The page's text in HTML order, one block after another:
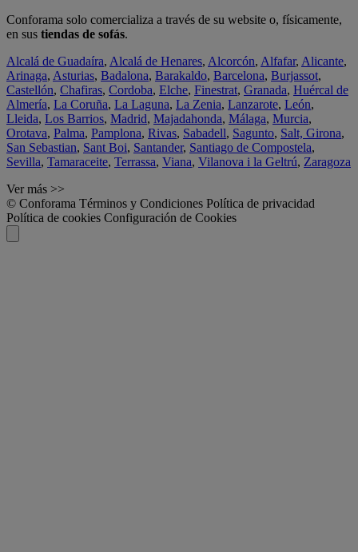
Conforama solo comercializa a través de su website o, físicamente,
en sus tiendas de sofás.
Alcalá de Guadaíra, Alcalá de Henares, Alcorcón, Alfafar, Alicante,
Arinaga, Asturias, Badalona, Barakaldo, Barcelona, Burjassot,
Castellón, Chafiras, Cordoba, Elche, Finestrat, Granada, Huércal de
Almería, La Coruña, La Laguna, La Zenia, Lanzarote, León,
Lleida, Los Barrios, Madrid, Majadahonda, Málaga, Murcia,
Orotava, Palma, Pamplona, Rivas, Sabadell, Sagunto, Salt, Girona,
San Sebastian, Sant Boi, Santander, Santiago de Compostela,
Sevilla, Tamaraceite, Terrassa, Viana, Vilanova i la Geltrú, Zaragoza
Ver más >>
© Conforama Términos y Condiciones Política de privacidad
Política de cookies Configuración de Cookies